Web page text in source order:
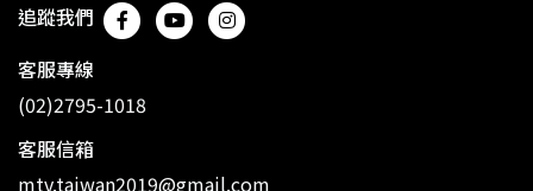
追蹤我們
客服專線
(02)2795-1018
客服信箱
mtv.taiwan2019@gmail.com